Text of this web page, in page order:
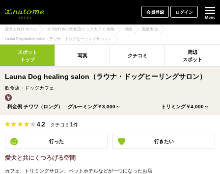
会員登録 ログイン
愛犬と旅行 ホーム 犬 同伴OKの飲食店/ドッグカフェ 情報 四国 愛媛/松山
Launa Dog healing salon（ラウナ・ドッグヒーリングサロン）
スポット
トップ
写真 クチコミ
周辺
スポット
Launa Dog healing salon（ラウナ・ドッグヒーリングサロン）
飲食店・ドッグカフェ
料金例 チワワ（ロング） グルーミング￥3,000～ トリミング￥4,000～
4.2 クチコミ 1件
行った 行きたい
愛犬と共にくつろげる空間
カフェ、トリミングサロン、ペットホテルなどが一つになったお店